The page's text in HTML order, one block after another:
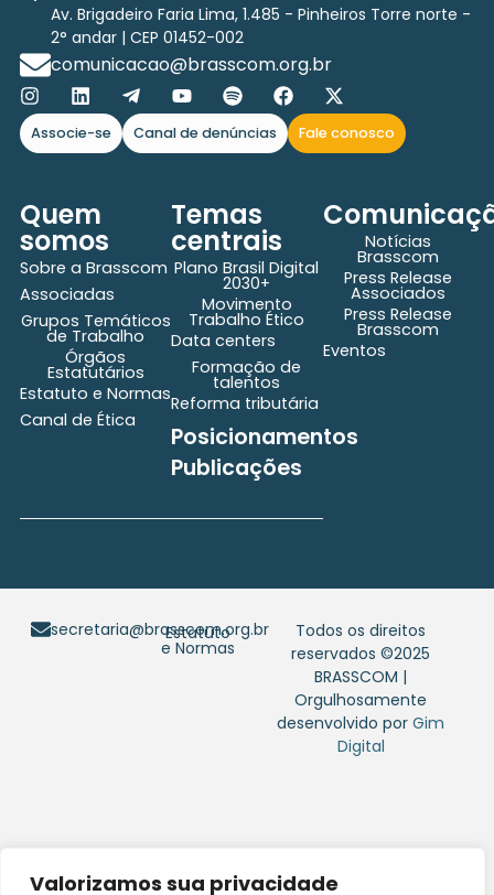
Valorizamos sua privacidade
Av. Brigadeiro Faria Lima, 1.485 - Pinheiros Torre norte -
2° andar | CEP 01452-002
comunicacao@brasscom.org.br
Associe-se Canal de denúncias Fale conosco
Quem
somos
Sobre a Brasscom
Associadas
Grupos Temáticos
de Trabalho
Órgãos
Estatutários
Estatuto e Normas
Canal de Ética
Temas
centrais
Plano Brasil Digital
2030+
Movimento
Trabalho Ético
Data centers
Formação de
talentos
Reforma tributária
Posicionamentos
Publicações
Notícias
Brasscom
Press Release
Associados
Press Release
Brasscom
Eventos
Todos os direitos
reservados ©2025
BRASSCOM |
Orgulhosamente
desenvolvido porGim
Digital
secretaria@brasscom.org.br
Estatuto
e Normas